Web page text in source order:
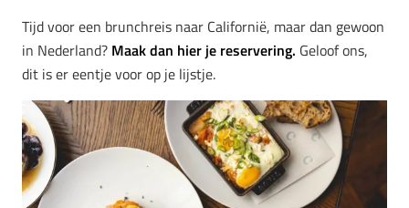
Tijd voor een brunchreis naar Californië, maar dan gewoon
in Nederland? Maak dan hier je reservering. Geloof ons,
dit is er eentje voor op je lijstje.